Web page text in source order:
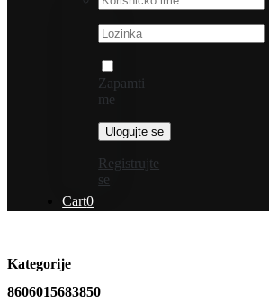
ime:
Lozinka:
Zapamti
me
Registrujte
se
Cart0
Kategorije
8606015683850